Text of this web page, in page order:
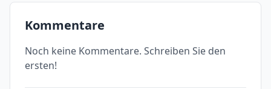
Kommentare
Noch keine Kommentare. Schreiben Sie den
ersten!